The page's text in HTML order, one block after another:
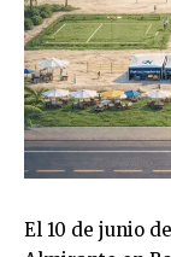
El 10 de junio